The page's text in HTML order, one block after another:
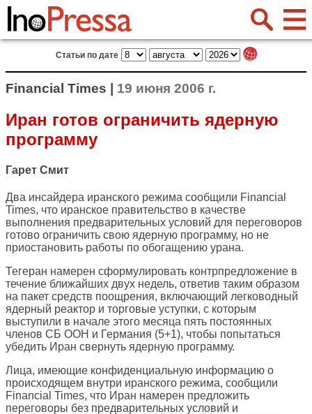
Статьи по дате
Financial Times | 19 июня 2006 г.
Иран готов ограничить ядерную
программу
Гарет Смит
Два инсайдера иранского режима сообщили Financial
Times, что иранское правительство в качестве
выполнения предварительных условий для переговоров
готово ограничить свою ядерную программу, но не
приостановить работы по обогащению урана.
Тегеран намерен сформулировать контрпредложение в
течение ближайших двух недель, ответив таким образом
на пакет средств поощрения, включающий легководный
ядерный реактор и торговые уступки, с которым
выступили в начале этого месяца пять постоянных
членов СБ ООН и Германия (5+1), чтобы попытаться
убедить Иран свернуть ядерную программу.
Лица, имеющие конфиденциальную информацию о
происходящем внутри иранского режима, сообщили
Financial Times, что Иран намерен предложить
переговоры без предварительных условий и